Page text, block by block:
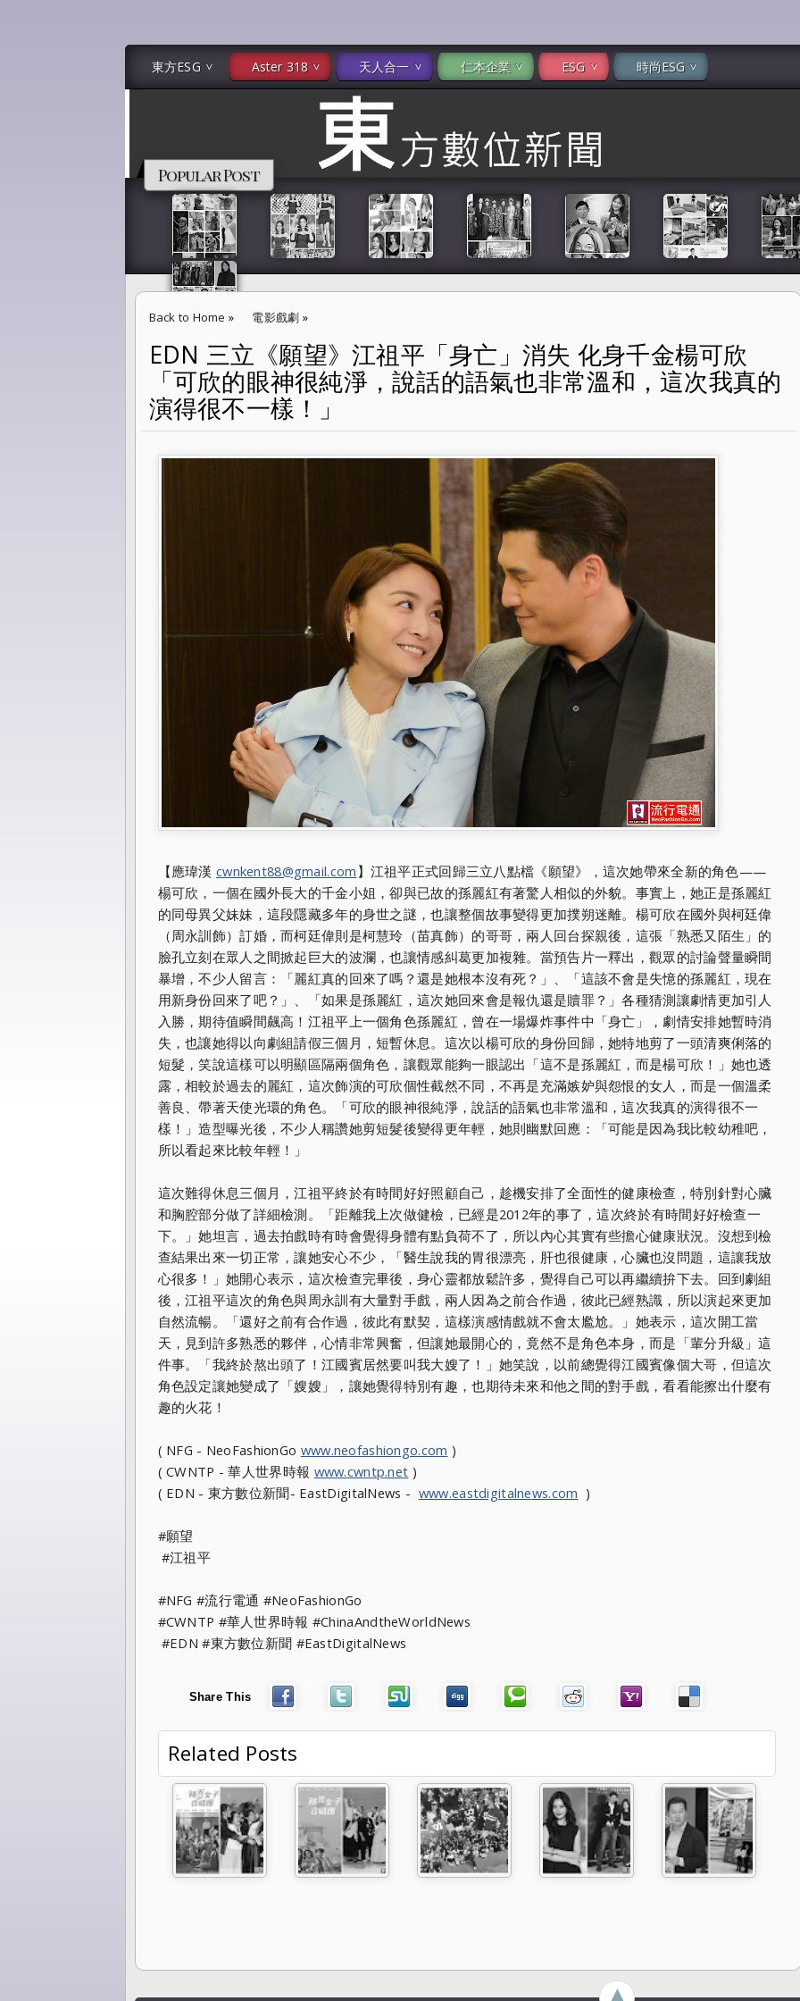
東方ESG Aster 318 天人合一 仁本企業 ESG 時尚ESG
Popular Post
Back to Home » 電影戲劇 »
EDN 三立《願望》江祖平「身亡」消失 化身千金楊可欣「可欣的眼神很純淨，說話的語氣也非常溫和，這次
我真的演得很不一樣！」
EDN 三立《願望》江祖平「身亡」消失 化身千金楊可欣
「可欣的眼神很純淨，說話的語氣也非常溫和，這次我真的
演得很不一樣！」
【應瑋漢 cwnkent88@gmail.com 】江祖平正式回歸三立八點檔《願望》，這次她帶來全新的角色——
楊可欣，一個在國外長大的千金小姐，卻與已故的孫麗紅有著驚人相似的外貌。事實上，她正是孫麗紅
的同母異父妹妹，這段隱藏多年的身世之謎，也讓整個故事變得更加撲朔迷離。楊可欣在國外與柯廷偉
（周永訓飾）訂婚，而柯廷偉則是柯慧玲（苗真飾）的哥哥，兩人回台探親後，這張「熟悉又陌生」的
臉孔立刻在眾人之間掀起巨大的波瀾，也讓情感糾葛更加複雜。當預告片一釋出，觀眾的討論聲量瞬間
暴增，不少人留言：「麗紅真的回來了嗎？還是她根本沒有死？」、「這該不會是失憶的孫麗紅，現在
用新身份回來了吧？」、「如果是孫麗紅，這次她回來會是報仇還是贖罪？」各種猜測讓劇情更加引人
入勝，期待值瞬間飆高！江祖平上一個角色孫麗紅，曾在一場爆炸事件中「身亡」，劇情安排她暫時消
失，也讓她得以向劇組請假三個月，短暫休息。這次以楊可欣的身份回歸，她特地剪了一頭清爽俐落的
短髮，笑說這樣可以明顯區隔兩個角色，讓觀眾能夠一眼認出「這不是孫麗紅，而是楊可欣！」她也透
露，相較於過去的麗紅，這次飾演的可欣個性截然不同，不再是充滿嫉妒與怨恨的女人，而是一個溫柔
善良、帶著天使光環的角色。「可欣的眼神很純淨，說話的語氣也非常溫和，這次我真的演得很不一
樣！」造型曝光後，不少人稱讚她剪短髮後變得更年輕，她則幽默回應：「可能是因為我比較幼稚吧，
所以看起來比較年輕！」
這次難得休息三個月，江祖平終於有時間好好照顧自己，趁機安排了全面性的健康檢查，特別針對心臟
和胸腔部分做了詳細檢測。「距離我上次做健檢，已經是2012年的事了，這次終於有時間好好檢查一
下。」她坦言，過去拍戲時有時會覺得身體有點負荷不了，所以內心其實有些擔心健康狀況。沒想到檢
查結果出來一切正常，讓她安心不少，「醫生說我的胃很漂亮，肝也很健康，心臟也沒問題，這讓我放
心很多！」她開心表示，這次檢查完畢後，身心靈都放鬆許多，覺得自己可以再繼續拚下去。回到劇組
後，江祖平這次的角色與周永訓有大量對手戲，兩人因為之前合作過，彼此已經熟識，所以演起來更加
自然流暢。「還好之前有合作過，彼此有默契，這樣演感情戲就不會太尷尬。」她表示，這次開工當
天，見到許多熟悉的夥伴，心情非常興奮，但讓她最開心的，竟然不是角色本身，而是「輩分升級」這
件事。「我終於熬出頭了！江國賓居然要叫我大嫂了！」她笑說，以前總覺得江國賓像個大哥，但這次
角色設定讓她變成了「嫂嫂」，讓她覺得特別有趣，也期待未來和他之間的對手戲，看看能擦出什麼有
趣的火花！
( NFG - NeoFashionGo www.neofashiongo.com )
( CWNTP - 華人世界時報 www.cwntp.net )
( EDN - 東方數位新聞- EastDigitalNews - www.eastdigitalnews.com )
#願望
#江祖平
#NFG #流行電通 #NeoFashionGo
#CWNTP #華人世界時報 #ChinaAndtheWorldNews
#EDN #東方數位新聞 #EastDigitalNews
Share This
Related Posts
►